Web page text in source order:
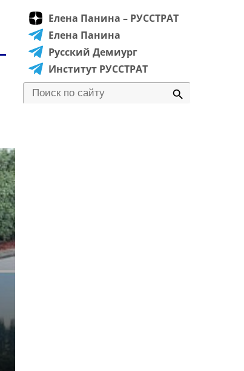
Елена Панина – РУССТРАТ
Елена Панина
Русский Демиург
Институт РУССТРАТ